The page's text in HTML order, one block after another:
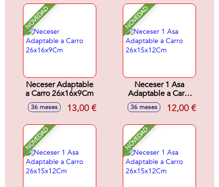
NOVEDAD
Neceser Adaptable
a Carro 26x16x9Cm
36 meses 13,00 €
NOVEDAD
Neceser 1 Asa
Adaptable a Carro
26x15x12Cm
36 meses 12,00 €
NOVEDAD NOVEDAD